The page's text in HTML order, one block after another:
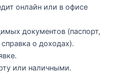
онлайн или в офисе
документов (паспорт,
о доходах).
или наличными.